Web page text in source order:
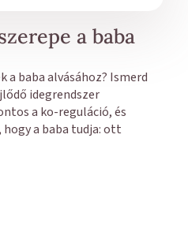
a baba
a baba alvásához? Ismerd
idegrendszer
a ko-reguláció, és
a baba tudja: ott